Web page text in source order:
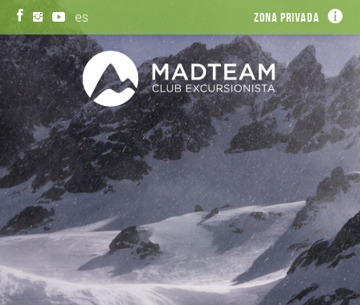
es Zona privada